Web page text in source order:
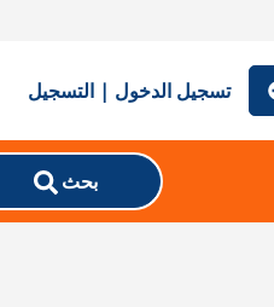
تسجيل الدخول | التسجيل
بحث